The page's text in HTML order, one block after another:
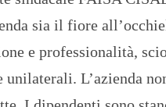
sia il fiore
e professionalità,
L’azienda